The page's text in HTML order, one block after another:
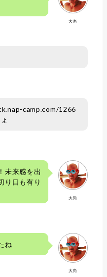
大尚
camp.com/1266
大尚
未来感を出
り口も有り
大尚
ね